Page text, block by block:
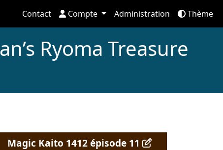
Contact Compte Administration Thème
Ryoma Treasure
Magic Kaito 1412 épisode 11